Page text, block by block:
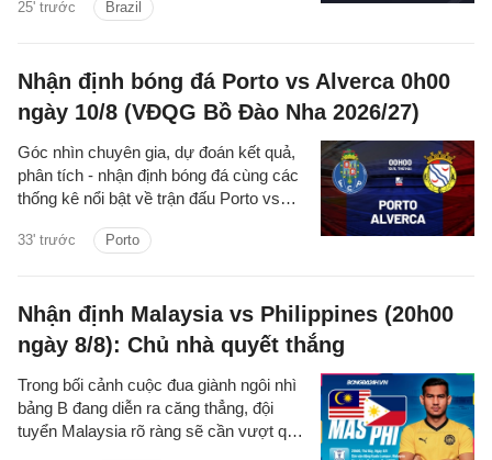
25' trước Brazil
thống kê chi tiết về hai đội.
Nhận định bóng đá Porto vs Alverca 0h00
ngày 10/8 (VĐQG Bồ Đào Nha 2026/27)
33' trước Porto
Góc nhìn chuyên gia, dự đoán kết quả,
phân tích - nhận định bóng đá cùng các
thống kê nổi bật về trận đấu Porto vs
2026/27 đêm nay.
Nhận định Malaysia vs Philippines (20h00
ngày 8/8): Chủ nhà quyết thắng
Trong bối cảnh cuộc đua giành ngôi nhì
bảng B đang diễn ra căng thẳng, đội
tuyển Malaysia rõ ràng sẽ cần vượt qua